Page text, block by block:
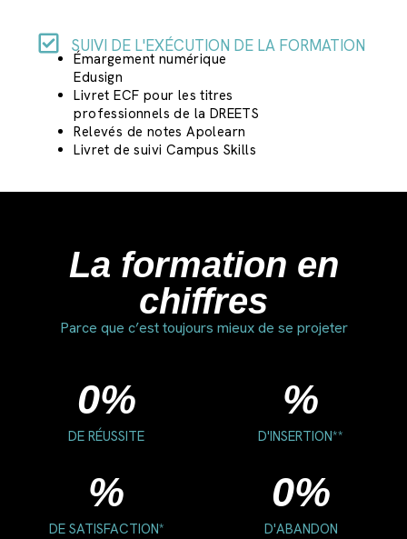
SUIVI DE L'EXÉCUTION DE LA FORMATION
Émargement numérique
Edusign
Livret ECF pour les titres
professionnels de la DREETS
Relevés de notes Apolearn
Livret de suivi Campus Skills
La formation en
chiffres
Parce que c’est toujours mieux de se projeter
DE RÉUSSITE
0%
D'INSERTION**
%
DE SATISFACTION*
%
D'ABANDON
0%